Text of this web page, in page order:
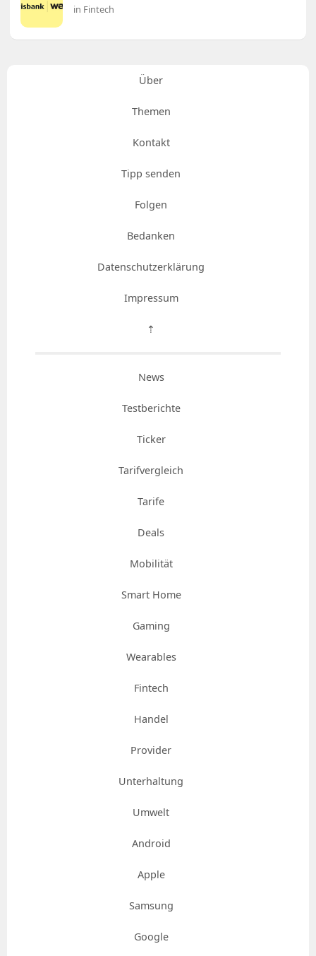
in Fintech
Über
Themen
Kontakt
Tipp senden
Folgen
Bedanken
Datenschutzerklärung
Impressum
⇡
News
Testberichte
Ticker
Tarifvergleich
Tarife
Deals
Mobilität
Smart Home
Gaming
Wearables
Fintech
Handel
Provider
Unterhaltung
Umwelt
Android
Apple
Samsung
Google